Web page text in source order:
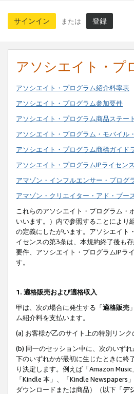
サインイン または 登録
アソシエイト・プ
アソシエイト・プログラム紹介料率表
アソシエイト・プログラム参加要件
アソシエイト・プログラム商品ステー
アソシエイト・プログラム・モバイル
アソシエイト・プログラム商標ガイド
アソシエイト・プログラムIPライセン
アマゾン・インフルエンサー・プログ
アマゾン・クリエイター・アド・ブー
これらのアソシエイト・プログラム・
いいます。）内で参照することにより
の定義にしたがいます。アソシエイト
イセンスの第3条は、本規約終了後も
要件、アソシエイト・プログラムIPラ
す。
1. 適格販売および適格収入
甲は、次の場合に発生する「適格販売
ム紹介料を支払います。
(a) お客様が乙のサイト上の特別リン
(b) 同一のセッション中に、次のいず
下のいずれかが最初に生じたときに終
り決定します。例えば「Amazon
「Kindle 本」、「Kindle
ダウンロードまたは商品）（以下「デ